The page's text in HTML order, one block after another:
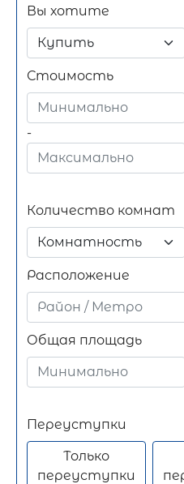
Вы хотите
Стоимость
-
Количество комнат
Комнатность
Расположение
Общая площадь
Переуступки
Только
переуступки